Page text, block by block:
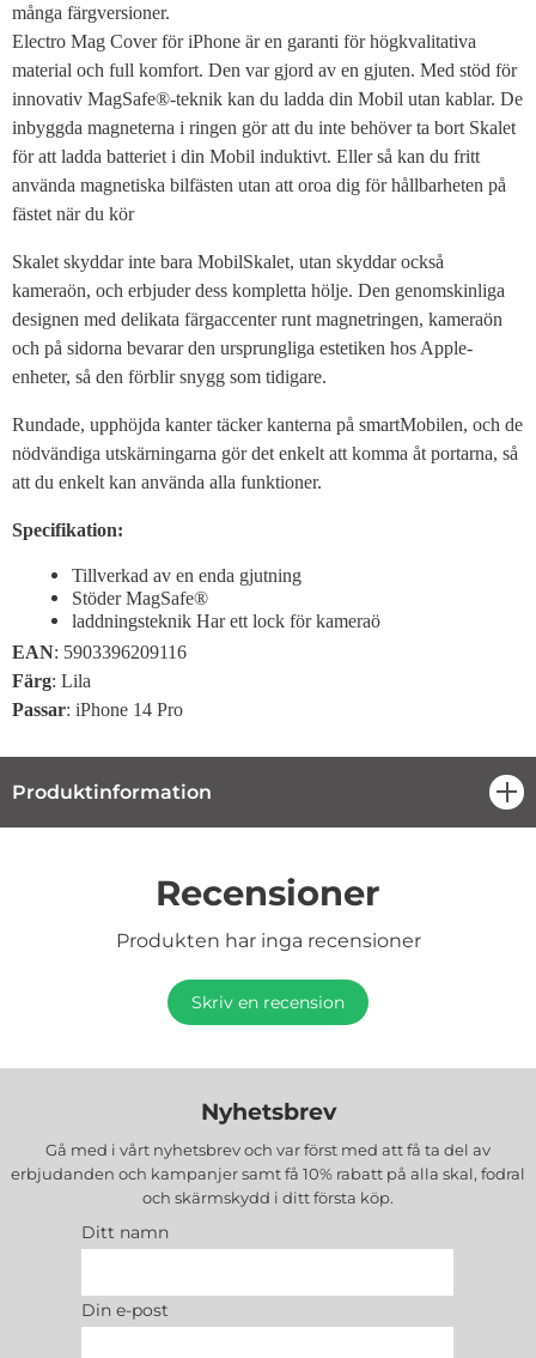
många färgversioner.
Electro Mag Cover för iPhone är en garanti för högkvalitativa
material och full komfort. Den var gjord av en gjuten. Med stöd för
innovativ MagSafe®-teknik kan du ladda din Mobil utan kablar. De
inbyggda magneterna i ringen gör att du inte behöver ta bort Skalet
för att ladda batteriet i din Mobil induktivt. Eller så kan du fritt
använda magnetiska bilfästen utan att oroa dig för hållbarheten på
fästet när du kör
Skalet skyddar inte bara MobilSkalet, utan skyddar också
kameraön, och erbjuder dess kompletta hölje. Den genomskinliga
designen med delikata färgaccenter runt magnetringen, kameraön
och på sidorna bevarar den ursprungliga estetiken hos Apple-
enheter, så den förblir snygg som tidigare.
Rundade, upphöjda kanter täcker kanterna på smartMobilen, och de
nödvändiga utskärningarna gör det enkelt att komma åt portarna, så
att du enkelt kan använda alla funktioner.
Specifikation:
Tillverkad av en enda gjutning
Stöder MagSafe®
laddningsteknik Har ett lock för kameraö
EAN: 5903396209116
Färg: Lila
Passar: iPhone 14 Pro
Produktinformation
Recensioner
Produkten har inga recensioner
Skriv en recension
Nyhetsbrev
Gå med i vårt nyhetsbrev och var först med att få ta del av
erbjudanden och kampanjer samt få 10% rabatt på alla skal, fodral
och skärmskydd i ditt första köp.
Ditt namn
Din e-post